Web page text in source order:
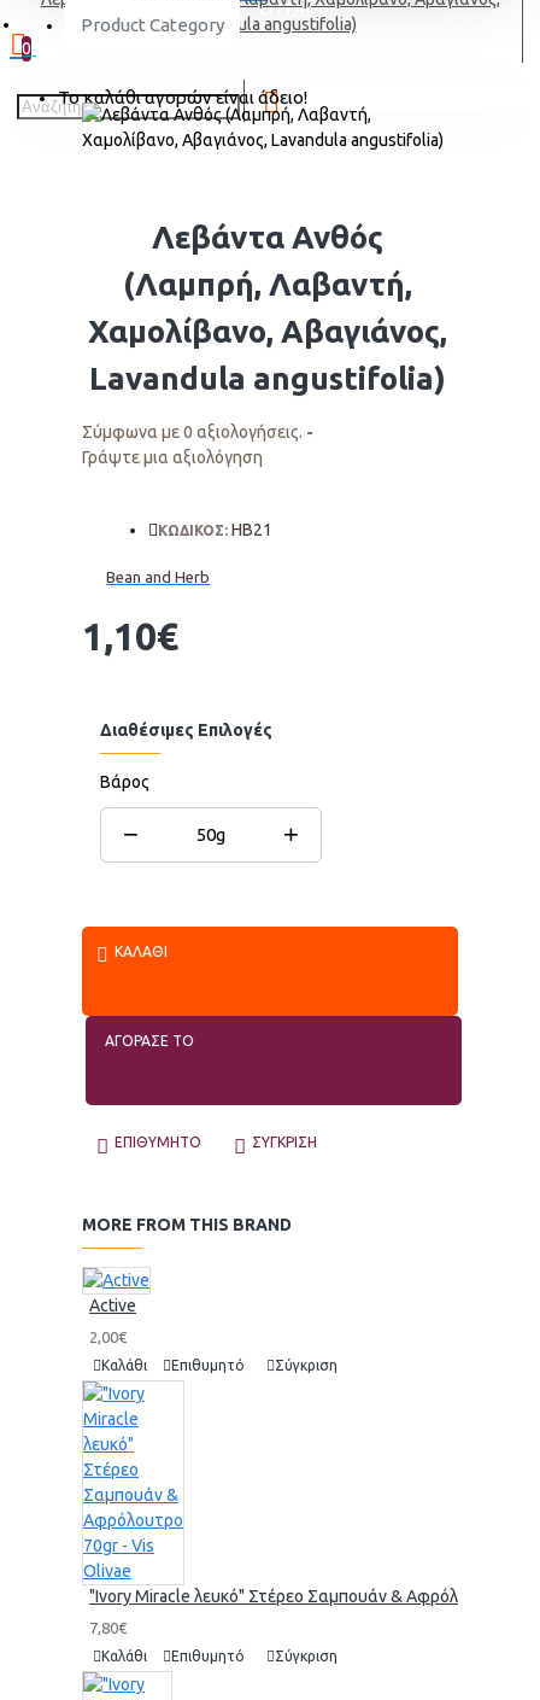
ΕΓΓΡΑΦΗ
Product Category
0
Το καλάθι αγορών είναι άδειο!
Lavandula angustifolia)
Λεβάντα Ανθός
(Λαμπρή, Λαβαντή,
Χαμολίβανο, Αβαγιάνος,
Lavandula angustifolia)
Σύμφωνα με 0 αξιολογήσεις. -
Γράψτε μια αξιολόγηση
1,10€
ΚΩΔΙΚΟΣ: HΒ21
Bean and Herb
Διαθέσιμες Επιλογές
Βάρος
− 50g +
ΚΑΛΆΘΙ
ΑΓΟΡΑΣΕ ΤΟ
ΕΠΙΘΥΜΗΤΌ ΣΎΓΚΡΙΣΗ
MORE FROM THIS BRAND
Active
2,00€
Καλάθι Επιθυμητό Σύγκριση
"Ivory Miracle λευκό" Στέρεο Σαμπουάν & Αφρόλουτρο
7,80€
Καλάθι Επιθυμητό Σύγκριση